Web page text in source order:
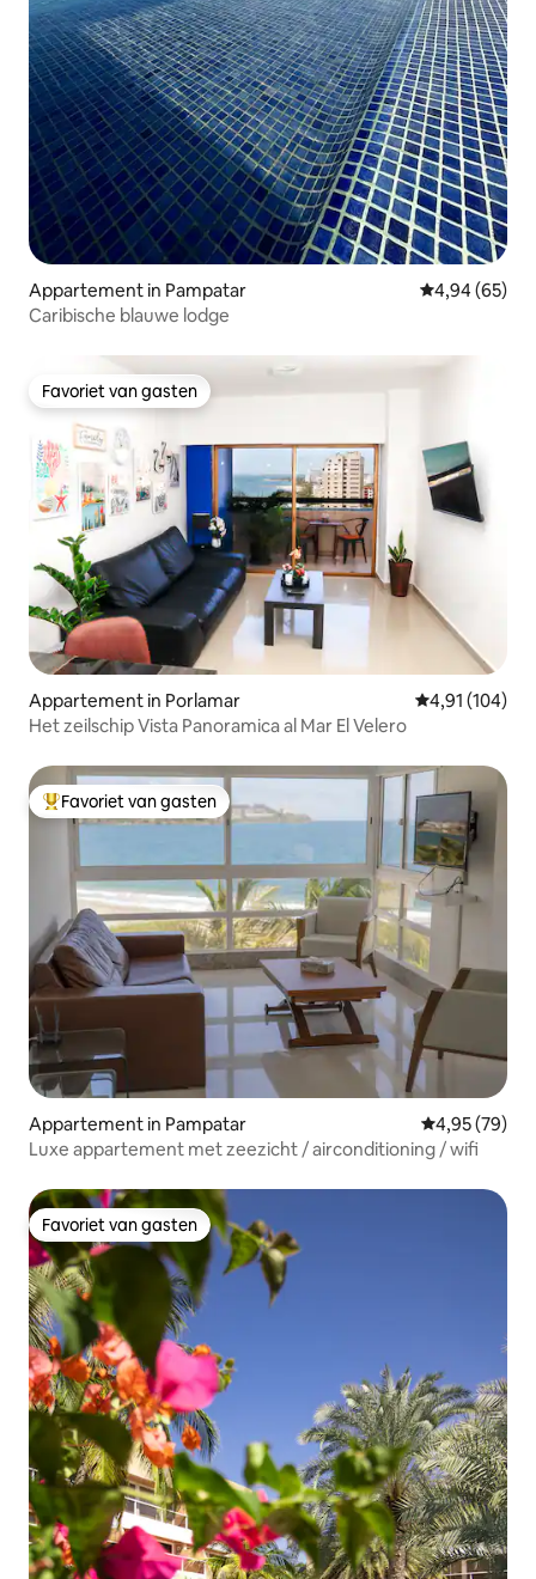
Appartement in Pampatar Gemiddelde
4,94 (65)
Caribische blauwe lodge
Favoriet van gasten
Favoriet van gasten
Appartement in Porlamar Gemiddelde
4,91 (104)
Het zeilschip Vista Panoramica al Mar El Velero
Topfavoriet van gasten
Favoriet van gasten
Appartement in Pampatar Gemiddelde
4,95 (79)
Luxe appartement met zeezicht / airconditioning / wifi
Favoriet van gasten
Favoriet van gasten